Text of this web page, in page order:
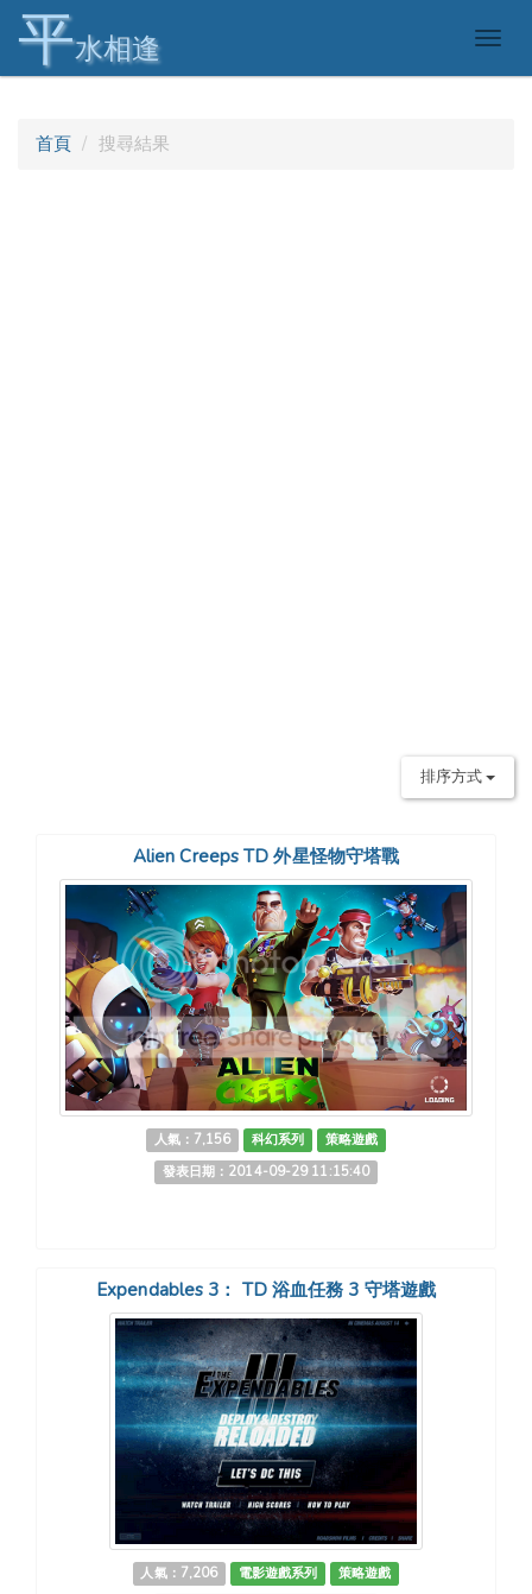
平水相逢
首頁 搜尋結果
排序方式
Alien Creeps TD 外星怪物守塔戰
人氣：7,156 科幻系列
策略遊戲
發表日期：2014-09-29 11:15:40
Expendables 3： TD 浴血任務 3 守塔遊戲
人氣：7,206 電影遊戲系列
策略遊戲